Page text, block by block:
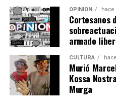
OPINIÓN hace
Cortesanos
armado
CULTURA
Murió
Kossa
Murga